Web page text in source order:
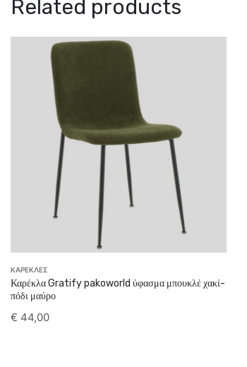
Related products
ΚΑΡΕΚΛΕΣ
Καρέκλα Gratify pakoworld ύφασμα μπουκλέ χακί-
πόδι μαύρο
€ 44,00